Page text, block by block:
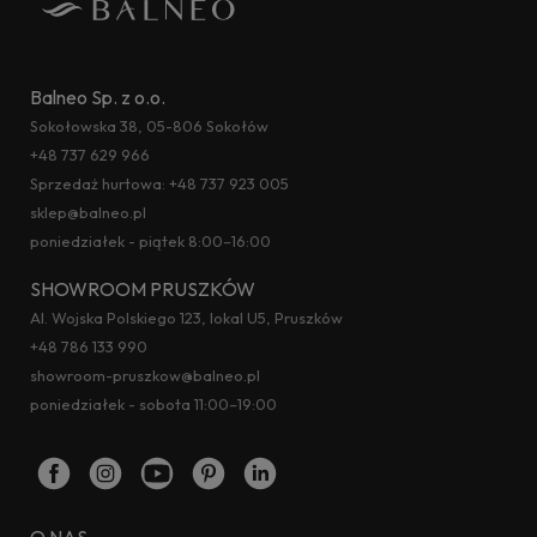
Balneo Sp. z o.o.
Sokołowska 38, 05-806 Sokołów
+48 737 629 966
Sprzedaż hurtowa: +48 737 923 005
sklep@balneo.pl
poniedziałek - piątek 8:00–16:00
SHOWROOM PRUSZKÓW
Al. Wojska Polskiego 123, lokal U5, Pruszków
+48 786 133 990
showroom-pruszkow@balneo.pl
poniedziałek - sobota 11:00–19:00